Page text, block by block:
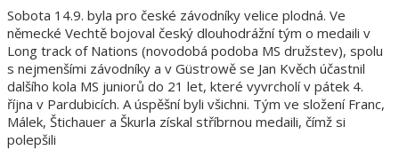
Sobota 14.9. byla pro české závodníky velice plodná. Ve
německé Vechtě bojoval český dlouhodrážní tým o medaili v
Long track of Nations (novodobá podoba MS družstev), spolu
s nejmenšími závodníky a v Güstrowě se Jan Kvěch účastnil
dalšího kola MS juniorů do 21 let, které vyvrcholí v pátek 4.
října v Pardubicích. A úspěšní byli všichni. Tým ve složení Franc,
Málek, Štichauer a Škurla získal stříbrnou medaili, čímž si
polepšili